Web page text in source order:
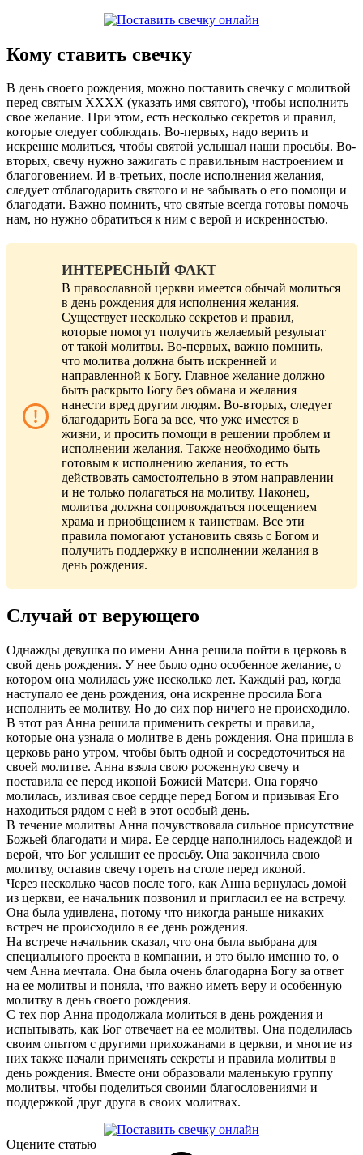
Кому ставить свечку
В день своего рождения, можно поставить свечку с молитвой
перед святым XXXX (указать имя святого), чтобы исполнить
свое желание. При этом, есть несколько секретов и правил,
которые следует соблюдать. Во-первых, надо верить и
искренне молиться, чтобы святой услышал наши просьбы. Во-
вторых, свечу нужно зажигать с правильным настроением и
благоговением. И в-третьих, после исполнения желания,
следует отблагодарить святого и не забывать о его помощи и
благодати. Важно помнить, что святые всегда готовы помочь
нам, но нужно обратиться к ним с верой и искренностью.
ИНТЕРЕСНЫЙ ФАКТ
В православной церкви имеется обычай молиться
в день рождения для исполнения желания.
Существует несколько секретов и правил,
которые помогут получить желаемый результат
от такой молитвы. Во-первых, важно помнить,
что молитва должна быть искренней и
направленной к Богу. Главное желание должно
быть раскрыто Богу без обмана и желания
нанести вред другим людям. Во-вторых, следует
благодарить Бога за все, что уже имеется в
жизни, и просить помощи в решении проблем и
исполнении желания. Также необходимо быть
готовым к исполнению желания, то есть
действовать самостоятельно в этом направлении
и не только полагаться на молитву. Наконец,
молитва должна сопровождаться посещением
храма и приобщением к таинствам. Все эти
правила помогают установить связь с Богом и
получить поддержку в исполнении желания в
день рождения.
Случай от верующего
Однажды девушка по имени Анна решила пойти в церковь в
свой день рождения. У нее было одно особенное желание, о
котором она молилась уже несколько лет. Каждый раз, когда
наступало ее день рождения, она искренне просила Бога
исполнить ее молитву. Но до сих пор ничего не происходило.
В этот раз Анна решила применить секреты и правила,
которые она узнала о молитве в день рождения. Она пришла в
церковь рано утром, чтобы быть одной и сосредоточиться на
своей молитве. Анна взяла свою росженную свечу и
поставила ее перед иконой Божией Матери. Она горячо
молилась, изливая свое сердце перед Богом и призывая Его
находиться рядом с ней в этот особый день.
В течение молитвы Анна почувствовала сильное присутствие
Божьей благодати и мира. Ее сердце наполнилось надеждой и
верой, что Бог услышит ее просьбу. Она закончила свою
молитву, оставив свечу гореть на столе перед иконой.
Через несколько часов после того, как Анна вернулась домой
из церкви, ее начальник позвонил и пригласил ее на встречу.
Она была удивлена, потому что никогда раньше никаких
встреч не происходило в ее день рождения.
На встрече начальник сказал, что она была выбрана для
специального проекта в компании, и это было именно то, о
чем Анна мечтала. Она была очень благодарна Богу за ответ
на ее молитвы и поняла, что важно иметь веру и особенную
молитву в день своего рождения.
С тех пор Анна продолжала молиться в день рождения и
испытывать, как Бог отвечает на ее молитвы. Она поделилась
своим опытом с другими прихожанами в церкви, и многие из
них также начали применять секреты и правила молитвы в
день рождения. Вместе они образовали маленькую группу
молитвы, чтобы поделиться своими благословениями и
поддержкой друг друга в своих молитвах.
Оцените статью